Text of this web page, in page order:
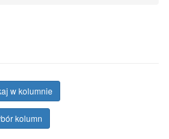
w kolumnie
kolumn